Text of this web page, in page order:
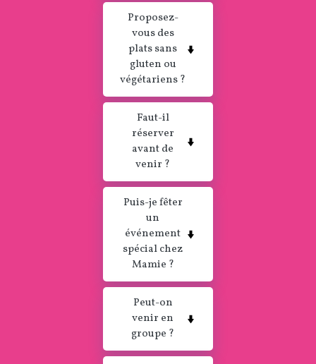
Proposez-
vous des
plats sans
gluten ou
végétariens ?
Faut-il
réserver
avant de
venir ?
Puis-je fêter
un
événement
spécial chez
Mamie ?
Peut-on
venir en
groupe ?